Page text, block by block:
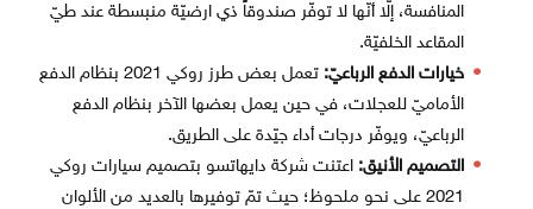
المنافسة، إلّا أنّها لا توفّر صندوقاً ذي ارضيّة منبسطة عند طيّ
المقاعد الخلفيّة.
خيارات الدفع الرباعيّ:
تعمل بعض طرز روكي 2021 بنظام الدفع
الأماميّ للعجلات، في حين يعمل بعضها الآخر بنظام الدفع
الرباعيّ، ويوفّر درجات أداء جيّدة على الطريق.
التصميم الأنيق: اعتنت شركة دايهاتسو بتصميم سيارات روكي
2021 على نحو ملحوظ؛ حيث تمّ توفيرها بالعديد من الألوان